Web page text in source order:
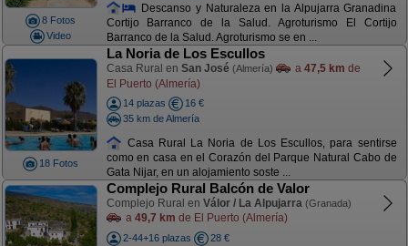
8 Fotos
Video
Descanso y Naturaleza en la Alpujarra Granadina
Cortijo Barranco de la Salud. Agroturismo El Cortijo
Barranco de la Salud. Agroturismo se en ...
18 Fotos
La Noria de Los Escullos
Casa Rural en San José (Almería) a 47,5 km de
El Puerto (Almería)
14 plazas
16 €
35 km de Almería
Casa Rural La Noria de Los Escullos, para sentirse
como en casa en el Corazón del Parque Natural Cabo de
Gata Nijar, en un alojamiento soste ...
Complejo Rural Balcón de Valor
Complejo Rural en Válor / La Alpujarra (Granada)
a 49,7 km de El Puerto (Almería)
2-44+16 plazas
28 €